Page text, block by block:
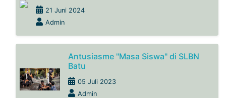
21 Juni 2024
Admin
Antusiasme "Masa Siswa" di SLBN
Batu
05 Juli 2023
Admin